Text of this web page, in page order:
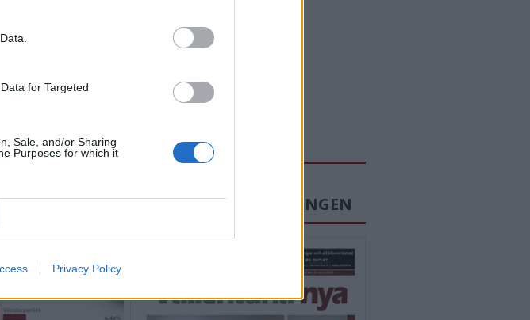
for Targeted
Sale, and/or Sharing
Purposes for which it
Privacy Policy
LÄS SENASTE E-TIDNINGEN